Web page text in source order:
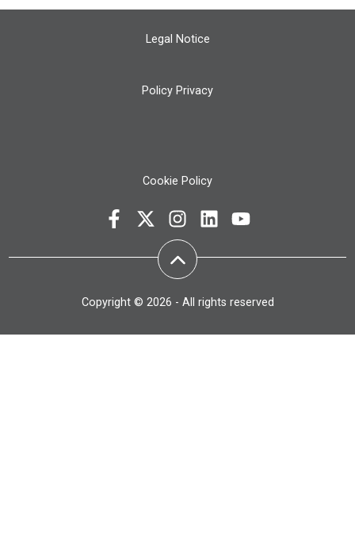
Legal Notice
Policy Privacy
Cookie Policy
Copyright © 2026 - All rights reserved